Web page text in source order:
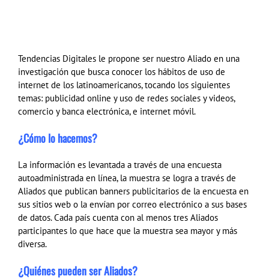
Tendencias Digitales le propone ser nuestro Aliado en una
investigación que busca conocer los hábitos de uso de
internet de los latinoamericanos, tocando los siguientes
temas: publicidad online y uso de redes sociales y videos,
comercio y banca electrónica, e internet móvil.
¿Cómo lo hacemos?
La información es levantada a través de una encuesta
autoadministrada en línea, la muestra se logra a través de
Aliados que publican banners publicitarios de la encuesta en
sus sitios web o la envían por correo electrónico a sus bases
de datos. Cada país cuenta con al menos tres Aliados
participantes lo que hace que la muestra sea mayor y más
diversa.
¿Quiénes pueden ser Aliados?